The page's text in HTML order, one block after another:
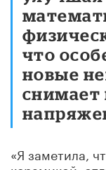
что
новые
снимает
«Я заметила,